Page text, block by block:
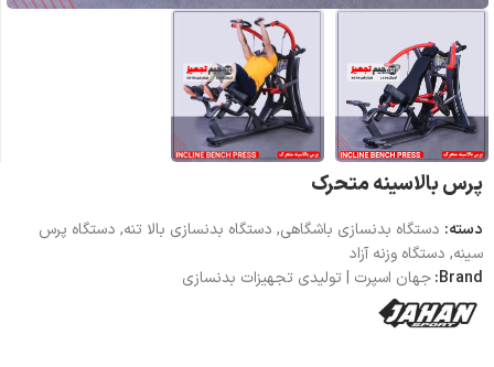
پرس بالاسینه متحرک
دسته: دستگاه بدنسازی باشگاهی, دستگاه بدنسازی بالا تنه, دستگاه پرس
سینه, دستگاه وزنه آزاد
Brand: جهان اسپرت | تولیدی تجهیزات بدنسازی